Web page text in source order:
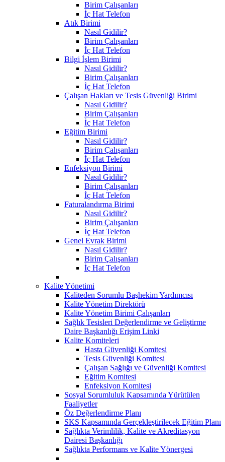
Birim Çalışanları
İç Hat Telefon
Atık Birimi
Nasıl Gidilir?
Birim Çalışanları
İç Hat Telefon
Bilgi İşlem Birimi
Nasıl Gidilir?
Birim Çalışanları
İç Hat Telefon
Çalışan Hakları ve Tesis Güvenliği Birimi
Nasıl Gidilir?
Birim Çalışanları
İç Hat Telefon
Eğitim Birimi
Nasıl Gidilir?
Birim Çalışanları
İç Hat Telefon
Enfeksiyon Birimi
Nasıl Gidilir?
Birim Çalışanları
İç Hat Telefon
Faturalandırma Birimi
Nasıl Gidilir?
Birim Çalışanları
İç Hat Telefon
Genel Evrak Birimi
Nasıl Gidilir?
Birim Çalışanları
İç Hat Telefon
Kalite Yönetimi
Kaliteden Sorumlu Başhekim Yardımcısı
Kalite Yönetim Direktörü
Kalite Yönetim Birimi Çalışanları
Sağlık Tesisleri Değerlendirme ve Geliştirme
Daire Başkanlığı Erişim Linki
Kalite Komiteleri
Hasta Güvenliği Komitesi
Tesis Güvenliği Komitesi
Çalışan Sağlığı ve Güvenliği Komitesi
Eğitim Komitesi
Enfeksiyon Komitesi
Sosyal Sorumluluk Kapsamında Yürütülen
Faaliyetler
Öz Değerlendirme Planı
SKS Kapsamında Gerçekleştirilecek Eğitim Planı
Sağlıkta Verimlilik, Kalite ve Akreditasyon
Dairesi Başkanlığı
Sağlıkta Performans ve Kalite Yönergesi